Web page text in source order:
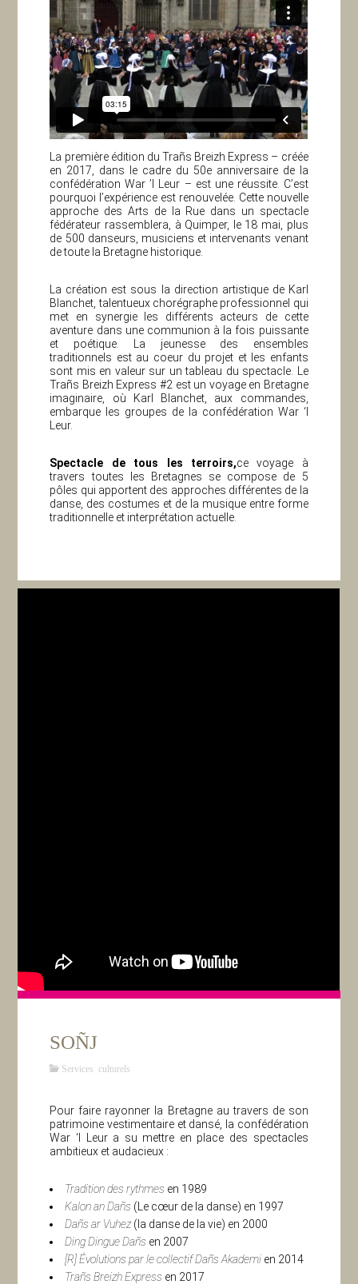
La première édition du Trañs Breizh Express – créée
en 2017, dans le cadre du 50e anniversaire de la
confédération War ’l Leur – est une réussite. C’est
pourquoi l’expérience est renouvelée. Cette nouvelle
approche des Arts de la Rue dans un spectacle
fédérateur rassemblera, à Quimper, le 18 mai, plus
de 500 danseurs, musiciens et intervenants venant
de toute la Bretagne historique.
La création est sous la direction artistique de Karl
Blanchet, talentueux chorégraphe professionnel qui
met en synergie les différents acteurs de cette
aventure dans une communion à la fois puissante
et poétique. La jeunesse des ensembles
traditionnels est au coeur du projet et les enfants
sont mis en valeur sur un tableau du spectacle. Le
Trañs Breizh Express #2 est un voyage en Bretagne
imaginaire, où Karl Blanchet, aux commandes,
embarque les groupes de la confédération War ‘l
Leur.
Spectacle de tous les terroirs,ce voyage à
travers toutes les Bretagnes se compose de 5
pôles qui apportent des approches différentes de la
danse, des costumes et de la musique entre forme
traditionnelle et interprétation actuelle.
SOÑJ
Services culturels
Pour faire rayonner la Bretagne au travers de son
patrimoine vestimentaire et dansé, la confédération
War ‘l Leur a su mettre en place des spectacles
ambitieux et audacieux :
Tradition des rythmes en 1989
Kalon an Dañs (Le cœur de la danse) en 1997
Dañs ar Vuhez(la danse de la vie) en 2000
Ding Dingue Dañs en 2007
[R] Évolutions par le collectif Dañs Akademi en 2014
Trañs Breizh Express en 2017